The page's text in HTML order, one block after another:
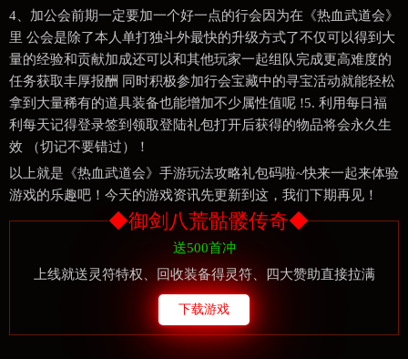
4、加公会前期一定要加一个好一点的行会因为在《热血武道会》
里 公会是除了本人单打独斗外最快的升级方式了不仅可以得到大
量的经验和贡献加成还可以和其他玩家一起组队完成更高难度的
任务获取丰厚报酬 同时积极参加行会宝藏中的寻宝活动就能轻松
拿到大量稀有的道具装备也能增加不少属性值呢 !5. 利用每日福
利每天记得登录签到领取登陆礼包打开后获得的物品将会永久生
效 （切记不要错过）！
以上就是《热血武道会》手游玩法攻略礼包码啦~快来一起来体验
游戏的乐趣吧！今天的游戏资讯先更新到这，我们下期再见！
◆御剑八荒骷髅传奇◆
送500首冲
上线就送灵符特权、回收装备得灵符、四大赞助直接拉满
下载游戏